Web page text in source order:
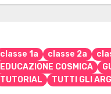
classe 1a classe 2a
EDUCAZIONE COSMICA
TUTORIAL
TUTTI GLI